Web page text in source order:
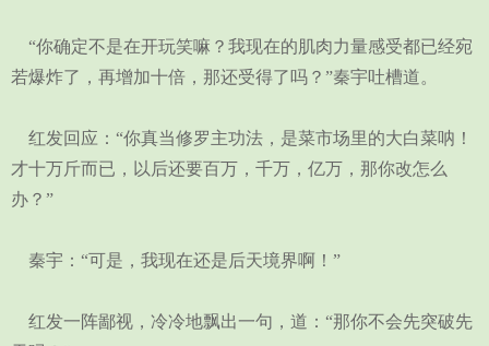
“你确定不是在开玩笑嘛？我现在的肌肉力量感受都已经宛
若爆炸了，再增加十倍，那还受得了吗？”秦宇吐槽道。
红发回应：“你真当修罗主功法，是菜市场里的大白菜呐！
才十万斤而已，以后还要百万，千万，亿万，那你改怎么
办？”
秦宇：“可是，我现在还是后天境界啊！”
红发一阵鄙视，冷冷地飘出一句，道：“那你不会先突破先